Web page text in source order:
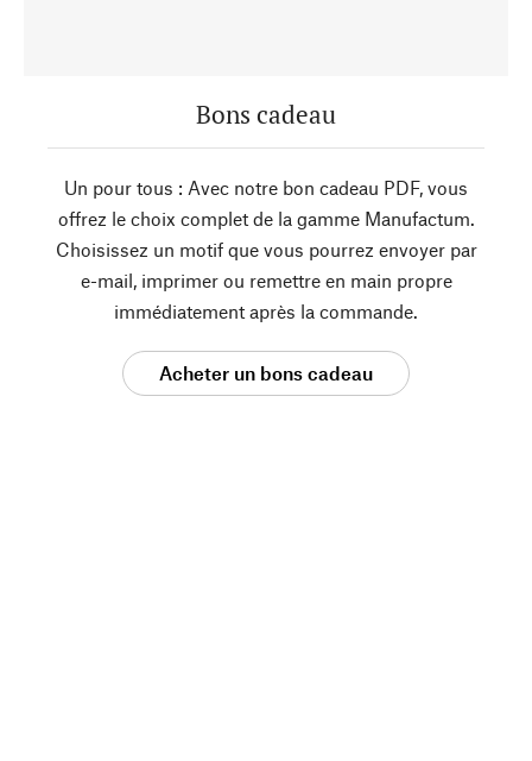
Bons cadeau
Un pour tous : Avec notre bon cadeau PDF, vous
offrez le choix complet de la gamme Manufactum.
Choisissez un motif que vous pourrez envoyer par
e-mail, imprimer ou remettre en main propre
immédiatement après la commande.
Acheter un bons cadeau